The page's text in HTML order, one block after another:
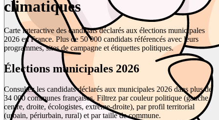
climatiques
Carte interactive des candidats déclarés aux élections municipales
2026 en France. Plus de 50 000 candidats référencés avec leurs
programmes, sites de campagne et étiquettes politiques.
Élections municipales 2026
Consultez les candidats déclarés aux municipales 2026 dans plus de
34 000 communes françaises. Filtrez par couleur politique (gauche,
centre, droite, écologistes, extrême-droite), par profil territorial
(urbain, périurbain, rural) et par taille de commune.